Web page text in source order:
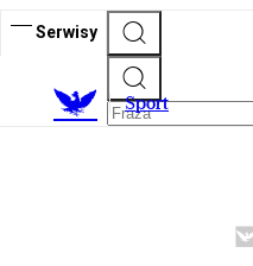
Serwisy
Sport